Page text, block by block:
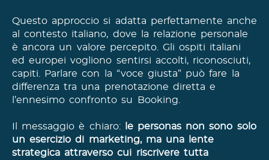
Questo approccio si adatta perfettamente anche
al contesto italiano, dove la relazione personale
è ancora un valore percepito. Gli ospiti italiani
ed europei vogliono sentirsi accolti, riconosciuti,
capiti. Parlare con la “voce giusta” può fare la
differenza tra una prenotazione diretta e
l’ennesimo confronto su Booking.
Il messaggio è chiaro:
le personas non sono solo
un esercizio di marketing, ma una lente
strategica attraverso cui riscrivere tutta